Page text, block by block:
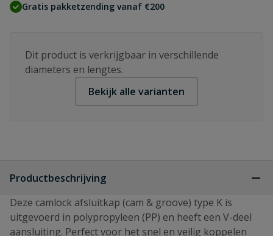
Gratis pakketzending vanaf €200
Dit product is verkrijgbaar in verschillende
diameters en lengtes.
Bekijk alle varianten
Productbeschrijving
Deze camlock afsluitkap (cam & groove) type K is
uitgevoerd in polypropyleen (PP) en heeft een V-deel
aansluiting. Perfect voor het snel en veilig koppelen